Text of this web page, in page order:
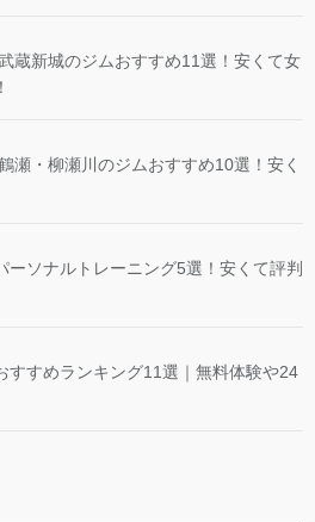
蔵新城のジムおすすめ11選！安くて女
瀬・柳瀬川のジムおすすめ10選！安く
ーソナルトレーニング5選！安くて評判
すすめランキング11選｜無料体験や24